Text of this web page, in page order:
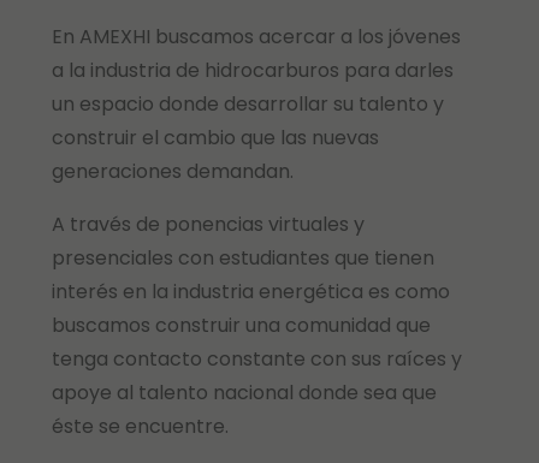
En AMEXHI buscamos acercar a los jóvenes
a la industria de hidrocarburos para darles
un espacio donde desarrollar su talento y
construir el cambio que las nuevas
generaciones demandan.
A través de ponencias virtuales y
presenciales con estudiantes que tienen
interés en la industria energética es como
buscamos construir una comunidad que
tenga contacto constante con sus raíces y
apoye al talento nacional donde sea que
éste se encuentre.